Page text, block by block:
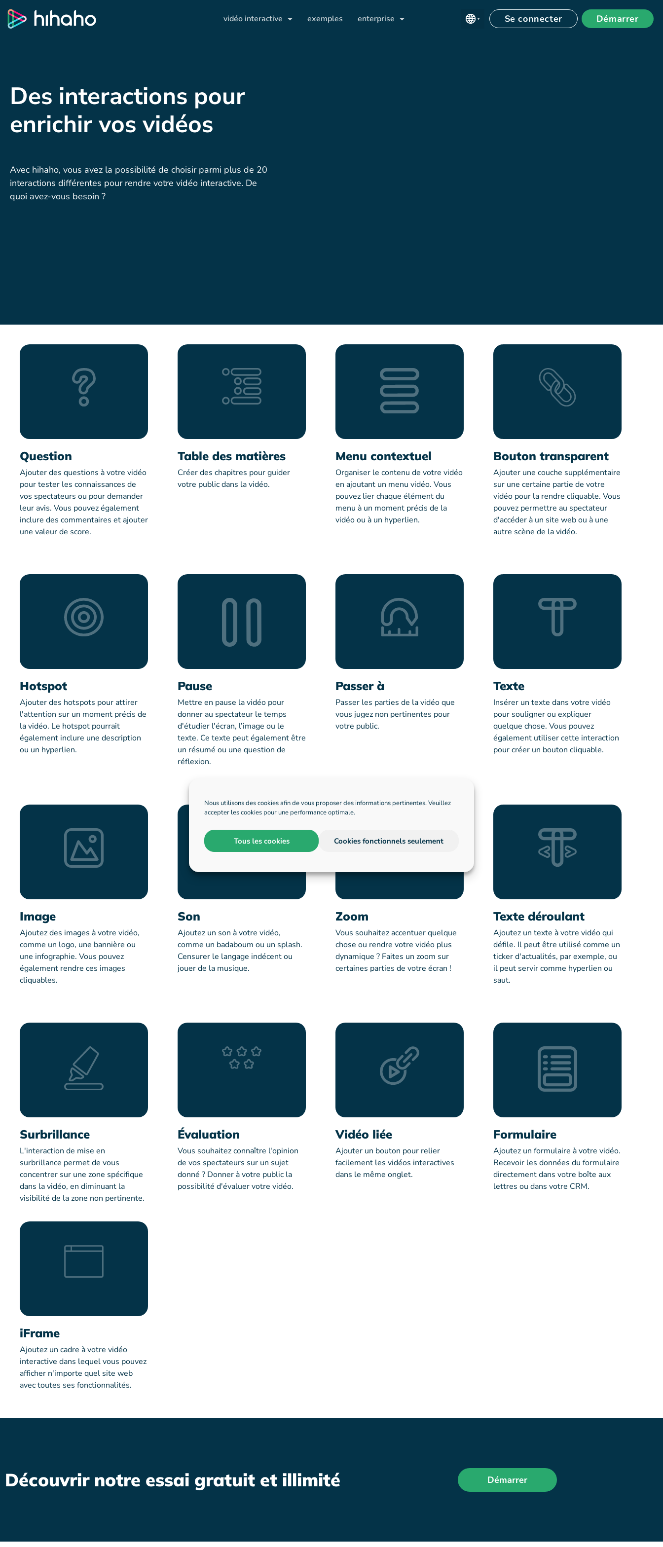
Nous utilisons des cookies afin de vous proposer des informations pertinentes. Veuillez
accepter les cookies pour une performance optimale.
Tous les cookies Cookies fonctionnels seulement
vidéo interactive exemples enterprise Se connecter Démarrer
Des interactions pour
enrichir vos vidéos
Avec hihaho, vous avez la possibilité de choisir parmi plus de 20
interactions différentes pour rendre votre vidéo interactive. De
quoi avez-vous besoin ?
Question
Ajouter des questions à votre vidéo
pour tester les connaissances de
vos spectateurs ou pour demander
leur avis. Vous pouvez également
inclure des commentaires et ajouter
une valeur de score.
Table des matières
Créer des chapitres pour guider
votre public dans la vidéo.
Menu contextuel
Organiser le contenu de votre vidéo
en ajoutant un menu vidéo. Vous
pouvez lier chaque élément du
menu à un moment précis de la
vidéo ou à un hyperlien.
Bouton transparent
Ajouter une couche supplémentaire
sur une certaine partie de votre
vidéo pour la rendre cliquable. Vous
pouvez permettre au spectateur
d'accéder à un site web ou à une
autre scène de la vidéo.
Hotspot
Ajouter des hotspots pour attirer
l'attention sur un moment précis de
la vidéo. Le hotspot pourrait
également inclure une description
ou un hyperlien.
Pause
Mettre en pause la vidéo pour
donner au spectateur le temps
d'étudier l'écran, l’image ou le
texte. Ce texte peut également être
un résumé ou une question de
réflexion.
Passer à
Passer les parties de la vidéo que
vous jugez non pertinentes pour
votre public.
Texte
Insérer un texte dans votre vidéo
pour souligner ou expliquer
quelque chose. Vous pouvez
également utiliser cette interaction
pour créer un bouton cliquable.
Image
Ajoutez des images à votre vidéo,
comme un logo, une bannière ou
une infographie. Vous pouvez
également rendre ces images
cliquables.
Son
Ajoutez un son à votre vidéo,
comme un badaboum ou un splash.
Censurer le langage indécent ou
jouer de la musique.
Zoom
Vous souhaitez accentuer quelque
chose ou rendre votre vidéo plus
dynamique ? Faites un zoom sur
certaines parties de votre écran !
Texte déroulant
Ajoutez un texte à votre vidéo qui
défile. Il peut être utilisé comme un
ticker d'actualités, par exemple, ou
il peut servir comme hyperlien ou
saut.
Surbrillance
L'interaction de mise en
surbrillance permet de vous
concentrer sur une zone spécifique
dans la vidéo, en diminuant la
visibilité de la zone non pertinente.
iFrame
Ajoutez un cadre à votre vidéo
interactive dans lequel vous pouvez
afficher n'importe quel site web
avec toutes ses fonctionnalités.
Évaluation
Vous souhaitez connaître l'opinion
de vos spectateurs sur un sujet
donné ? Donner à votre public la
possibilité d'évaluer votre vidéo.
Vidéo liée
Ajouter un bouton pour relier
facilement les vidéos interactives
dans le même onglet.
Formulaire
Ajoutez un formulaire à votre vidéo.
Recevoir les données du formulaire
directement dans votre boîte aux
lettres ou dans votre CRM.
Découvrir notre essai gratuit et illimité Démarrer